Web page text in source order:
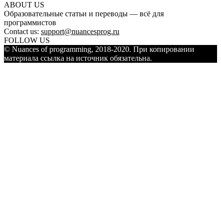
ABOUT US
Образовательные статьи и переводы — всё для
программистов
Contact us: support@nuancesprog.ru
FOLLOW US
© Nuances of programming, 2018-2020. При копировании
материала ссылка на источник обязательна.